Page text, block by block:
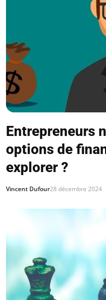
Entrepreneurs
options de
explorer ?
Vincent Dufour28 décembre 2024